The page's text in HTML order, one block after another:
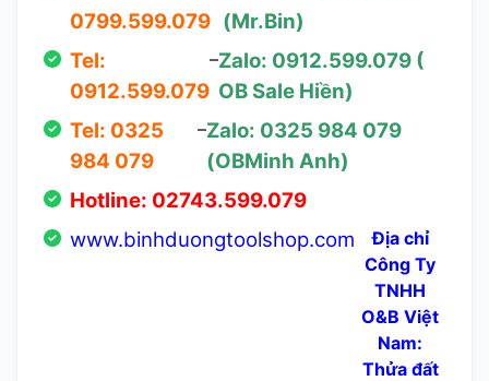
0799.599.079 (Mr.Bin)
Tel:
0912.599.079
–Zalo: 0912.599.079 (
OB Sale Hiền)
Tel: 0325
984 079
–Zalo: 0325 984 079
(OBMinh Anh)
Hotline: 02743.599.079
www.binhduongtoolshop.com
Địa chỉ
Công Ty
TNHH
O&B Việt
Nam:
Thửa đất